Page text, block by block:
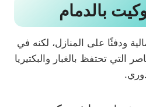
بالدمام
ودفئًا على المنازل، لكنه في
التي تحتفظ بالغبار والبكتيريا